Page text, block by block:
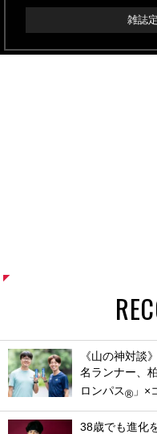
雑誌
《山の神対談
名ランナー、
ロンパス® 」×
38歳でも進化